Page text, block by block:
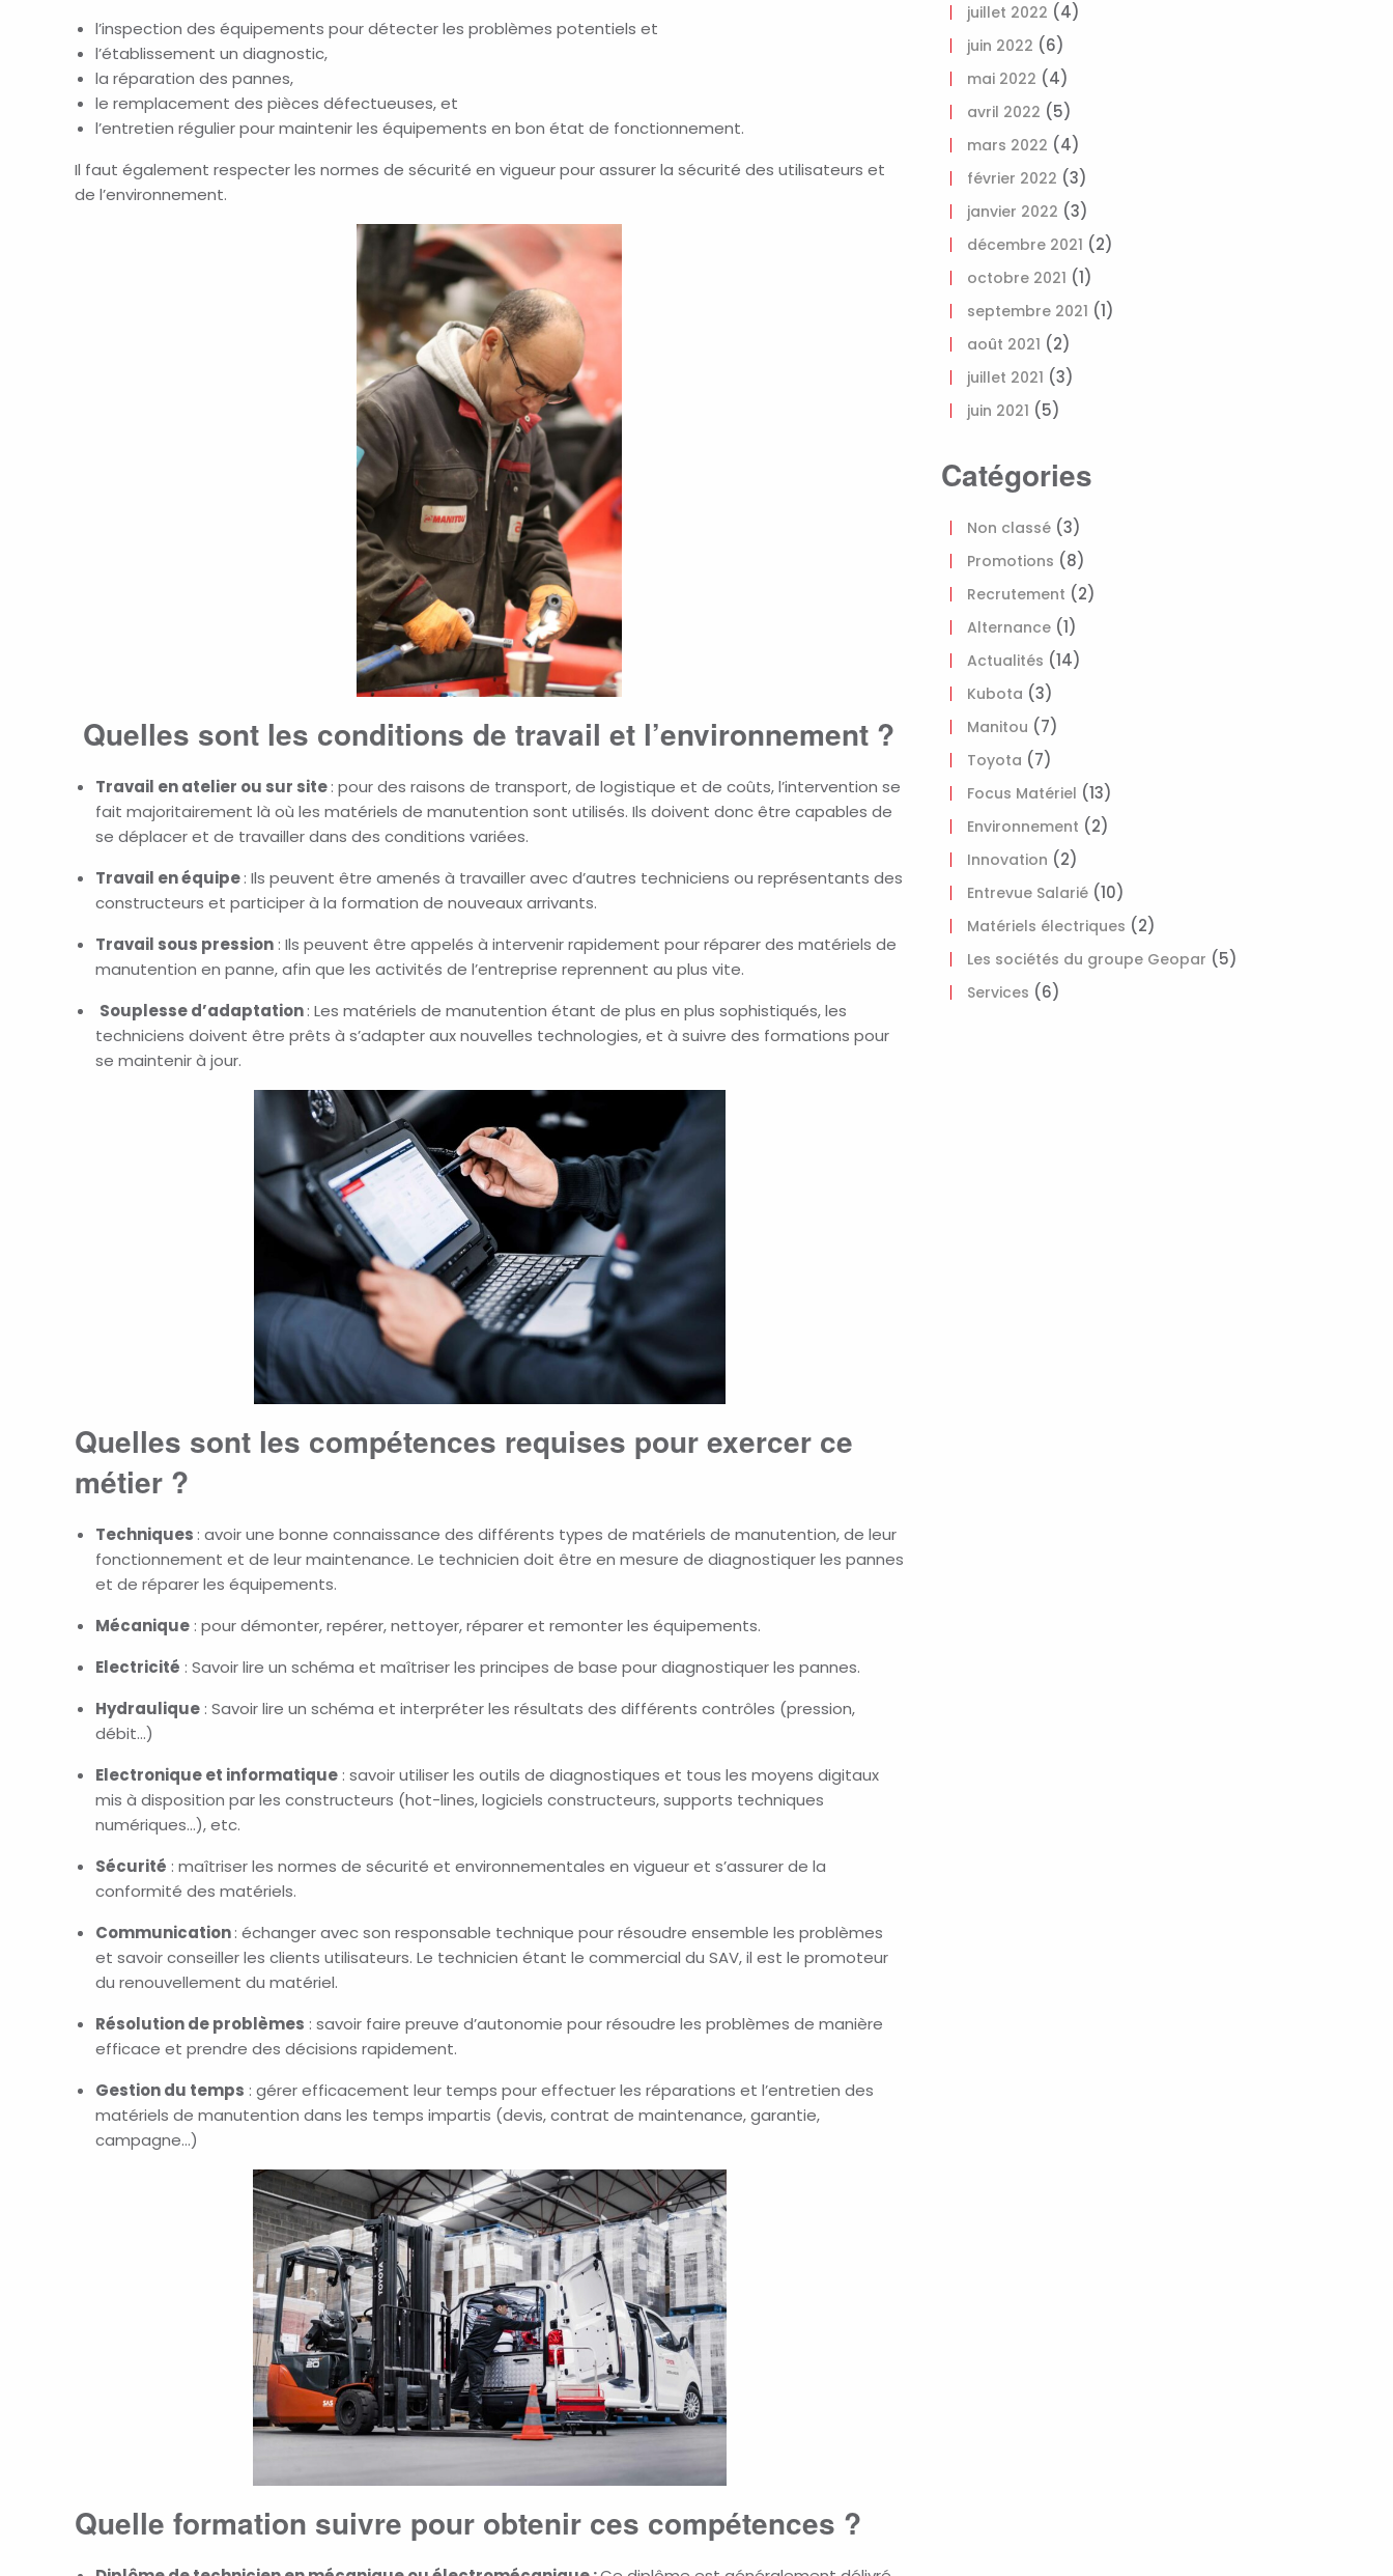
l’inspection des équipements pour détecter les problèmes potentiels et
l’établissement un diagnostic,
la réparation des pannes,
le remplacement des pièces défectueuses, et
l’entretien régulier pour maintenir les équipements en bon état de fonctionnement.
Il faut également respecter les normes de sécurité en vigueur pour assurer la sécurité des utilisateurs et
de l’environnement.
Quelles sont les conditions de travail et l’environnement ?
Travail en atelier ou sur site: pour des raisons de transport, de logistique et de coûts, l’intervention se
fait majoritairement là où les matériels de manutention sont utilisés. Ils doivent donc être capables de
se déplacer et de travailler dans des conditions variées.
Travail en équipe: Ils peuvent être amenés à travailler avec d’autres techniciens ou représentants des
constructeurs et participer à la formation de nouveaux arrivants.
Travail sous pression : Ils peuvent être appelés à intervenir rapidement pour réparer des matériels de
manutention en panne, afin que les activités de l’entreprise reprennent au plus vite.
Souplesse d’adaptation: Les matériels de manutention étant de plus en plus sophistiqués, les
techniciens doivent être prêts à s’adapter aux nouvelles technologies, et à suivre des formations pour
se maintenir à jour.
Quelles sont les compétences requises pour exercer ce
métier ?
Techniques : avoir une bonne connaissance des différents types de matériels de manutention, de leur
fonctionnement et de leur maintenance. Le technicien doit être en mesure de diagnostiquer les pannes
et de réparer les équipements.
Mécanique : pour démonter, repérer, nettoyer, réparer et remonter les équipements.
Electricité : Savoir lire un schéma et maîtriser les principes de base pour diagnostiquer les pannes.
Hydraulique : Savoir lire un schéma et interpréter les résultats des différents contrôles (pression,
débit…)
Electronique et informatique : savoir utiliser les outils de diagnostiques et tous les moyens digitaux
mis à disposition par les constructeurs (hot-lines, logiciels constructeurs, supports techniques
numériques…),etc.
Sécurité : maîtriser les normes de sécurité et environnementales en vigueur et s’assurer de la
conformité des matériels.
Communication: échanger avec son responsable technique pour résoudre ensemble les problèmes
et savoir conseiller les clients utilisateurs. Le technicien étant le commercial du SAV, il est le promoteur
du renouvellement du matériel.
Résolution de problèmes : savoir faire preuve d’autonomie pour résoudre les problèmes de manière
efficace et prendre des décisions rapidement.
Gestion du temps : gérer efficacement leur temps pour effectuer les réparations et l’entretien des
matériels de manutention dans les temps impartis (devis, contrat de maintenance, garantie,
campagne…)
Quelle formation suivre pour obtenir ces compétences ?
juillet 2022 (4)
juin 2022 (6)
mai 2022 (4)
avril 2022 (5)
mars 2022 (4)
février 2022 (3)
janvier 2022 (3)
décembre 2021 (2)
octobre 2021 (1)
septembre 2021 (1)
août 2021 (2)
juillet 2021 (3)
juin 2021 (5)
Catégories
Non classé (3)
Promotions (8)
Recrutement (2)
Alternance (1)
Actualités (14)
Kubota (3)
Manitou (7)
Toyota (7)
Focus Matériel (13)
Environnement (2)
Innovation (2)
Entrevue Salarié (10)
Matériels électriques (2)
Les sociétés du groupe Geopar (5)
Services (6)